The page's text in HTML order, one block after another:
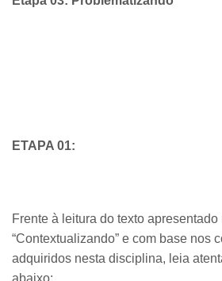
ETAPA 01:
Frente à leitura do texto apresentado
“Contextualizando” e com base nos
adquiridos nesta disciplina, leia
abaixo: